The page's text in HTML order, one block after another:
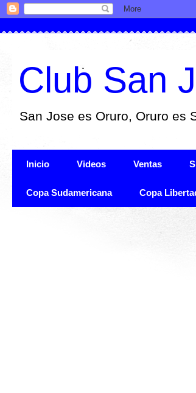
Club San
San Jose es Oruro, Oruro es
Inicio Videos Ventas
Copa Sudamericana Copa